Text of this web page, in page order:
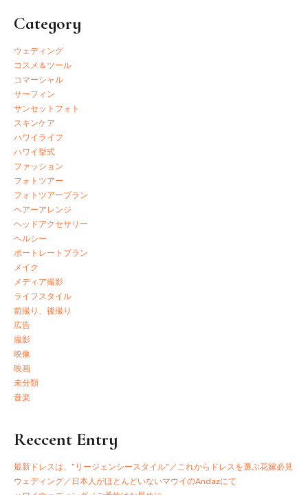
Honolulu Biennal
Category
ウェディング
コスメ＆ツール
コマーシャル
サーフィン
サンセットフォト
スキンケア
ハワイライフ
ハワイ挙式
ファッション
フォトツアー
フォトツアープラン
ヘアーアレンジ
ヘッドアクセサリー
ヘルシー
ポートレートプラン
メイク
メディア撮影
ライフスタイル
前撮り、後撮り
広告
撮影
映像
映画
未分類
音楽
Reccent Entry
最新ドレスは、”リージェンシースタイル”／これからドレスを選ぶ花嫁必見
ウェディング／日本人がほとんどいないマウイのAndazにて